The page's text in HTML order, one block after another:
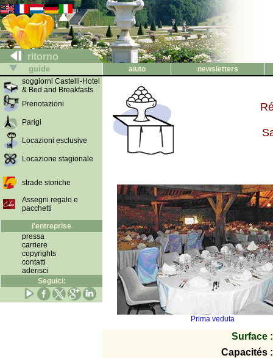
ritorno
guide aiuto
newsletters
soggiorni Castelli-Hotel
& Bed and Breakfasts
Prenotazioni
Parigi
Locazioni esclusive
Locazione stagionale
strade storiche
Assegni regalo e
pacchetti
l'entreprise
pressa
carriere
copyrights
contatti
aderisci
Seguici:
Prima veduta
Surface :
Capacités :